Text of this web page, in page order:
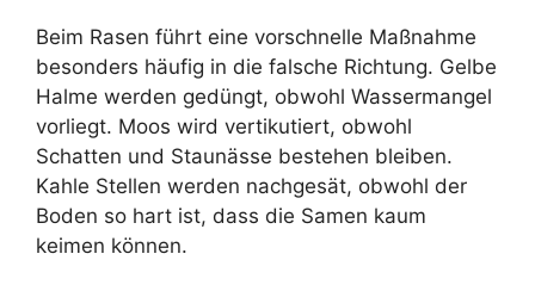
Beim Rasen führt eine vorschnelle Maßnahme
besonders häufig in die falsche Richtung. Gelbe
Halme werden gedüngt, obwohl Wassermangel
vorliegt. Moos wird vertikutiert, obwohl
Schatten und Staunässe bestehen bleiben.
Kahle Stellen werden nachgesät, obwohl der
Boden so hart ist, dass die Samen kaum
keimen können.